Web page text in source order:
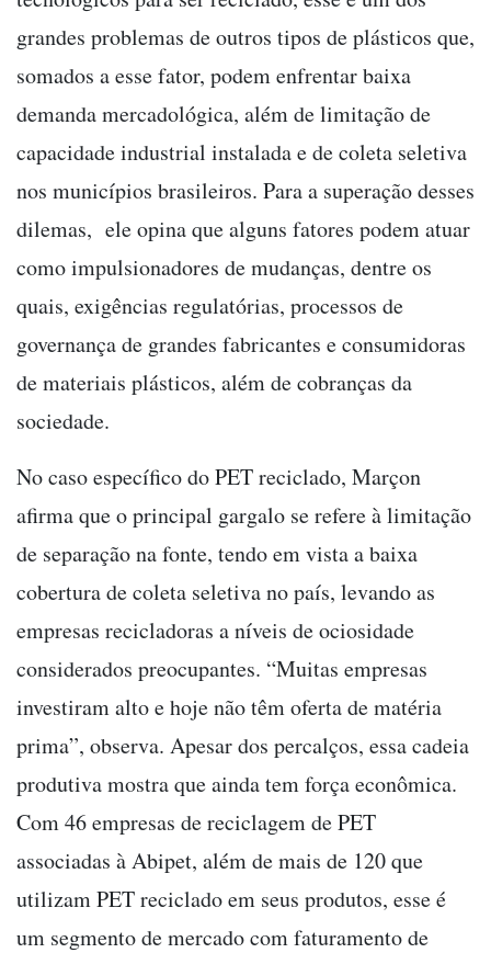
grandes problemas de outros tipos de plásticos que,
somados a esse fator, podem enfrentar baixa
demanda mercadológica, além de limitação de
capacidade industrial instalada e de coleta seletiva
nos municípios brasileiros. Para a superação desses
dilemas, ele opina que alguns fatores podem atuar
como impulsionadores de mudanças, dentre os
quais, exigências regulatórias, processos de
governança de grandes fabricantes e consumidoras
de materiais plásticos, além de cobranças da
sociedade.
No caso específico do PET reciclado, Marçon
afirma que o principal gargalo se refere à limitação
de separação na fonte, tendo em vista a baixa
cobertura de coleta seletiva no país, levando as
empresas recicladoras a níveis de ociosidade
considerados preocupantes. “Muitas empresas
investiram alto e hoje não têm oferta de matéria
prima”, observa. Apesar dos percalços, essa cadeia
produtiva mostra que ainda tem força econômica.
Com 46 empresas de reciclagem de PET
associadas à Abipet, além de mais de 120 que
utilizam PET reciclado em seus produtos, esse é
um segmento de mercado com faturamento de